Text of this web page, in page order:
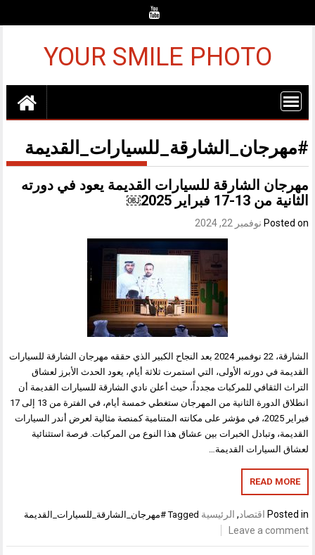
YOUR SMILE PHOTO
#مهرجان_الشارقة_للسيارات_القديمة
مهرجان الشارقة للسيارات القديمة يعود في دورته
الثانية من 13-17 فبراير 2025￼
Posted on نوفمبر 22, 2024
الشارقة، 22 نوفمبر 2024 بعد النجاح الكبير الذي حققه مهرجان الشارقة للسيارات
القديمة في دورته الأولى، التي استمرت ثلاثة أيام، يعود الحدث الأبرز لعشاق
التراث الثقافي للمركبات مجدداً، حيث أعلن نادي الشارقة للسيارات القديمة أن
انطلاق الدورة الثانية من المهرجان ستغطي خمسة أيام، في الفترة من 13 إلى 17
فبراير 2025، في مؤشر على مكانته المتنامية كمنصة مثالية لعرض أندر السيارات
القديمة، وتبادل الخبرات بين عشاق هذا النوع من المركبات. فرصة استثنائية
لعشاق السيارات القديمة…
READ MORE
Posted in اقتصاد, الرئيسية Tagged #مهرجان_الشارقة_للسيارات_القديمة
Leave a comment